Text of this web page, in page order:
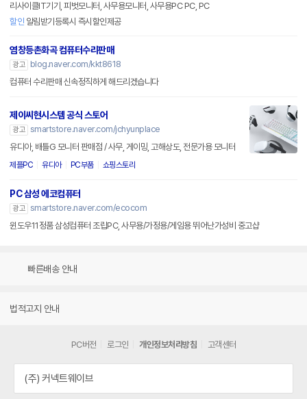
리사이클IT기기, 피벗모니터, 사무용모니터, 사무용PC PC, PC
할인 알림받기등록시 즉시할인제공
염창등촌화곡 컴퓨터수리판매
광고
blog.naver.com/kkt8618
컴퓨터 수리판매 신속정직하게 해드리겠습니다
제이씨현시스템 공식 스토어
광고 smartstore.naver.com/jchyunplace
유디아, 배틀G 모니터 판매점 / 사무, 게이밍, 고해상도, 전문가용 모니터
제플PC 유디아 PC부품 쇼핑스토리
PC 삼성 에코컴퓨터
광고 smartstore.naver.com/ecocom
윈도우11정품 삼성컴퓨터 조립PC, 사무용/가정용/게임용 뛰어난가성비 중고샵
빠른배송 안내
법적고지 안내
PC버전 로그인 개인정보처리방침 고객센터
(주) 커넥트웨이브